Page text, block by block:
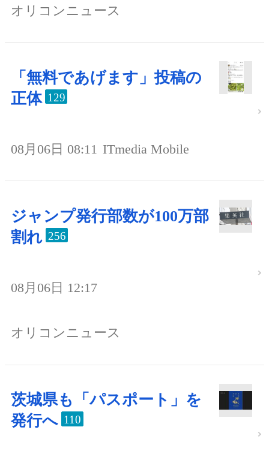
オリコンニュース
「無料であげます」投稿の
正体 129
08月06日 08:11 ITmedia Mobile
ジャンプ発行部数が100万部
割れ 256
08月06日 12:17
オリコンニュース
茨城県も「パスポート」を
発行へ 110